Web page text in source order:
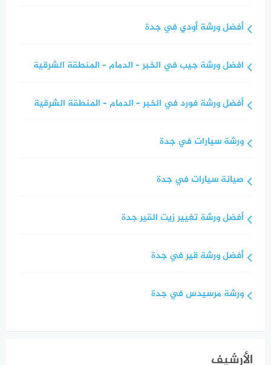
أفضل ورشة أودي في جدة
افضل ورشة جيب في الخبر – الدمام – المنطقة الشرقية
أفضل ورشة فورد في الخبر – الدمام – المنطقة الشرقية
ورشة سيارات في جدة
صيانة سيارات في جدة
أفضل ورشة تغيير زيت القير جدة
أفضل ورشة قير في جدة
ورشة مرسيدس في جدة
الأرشيف